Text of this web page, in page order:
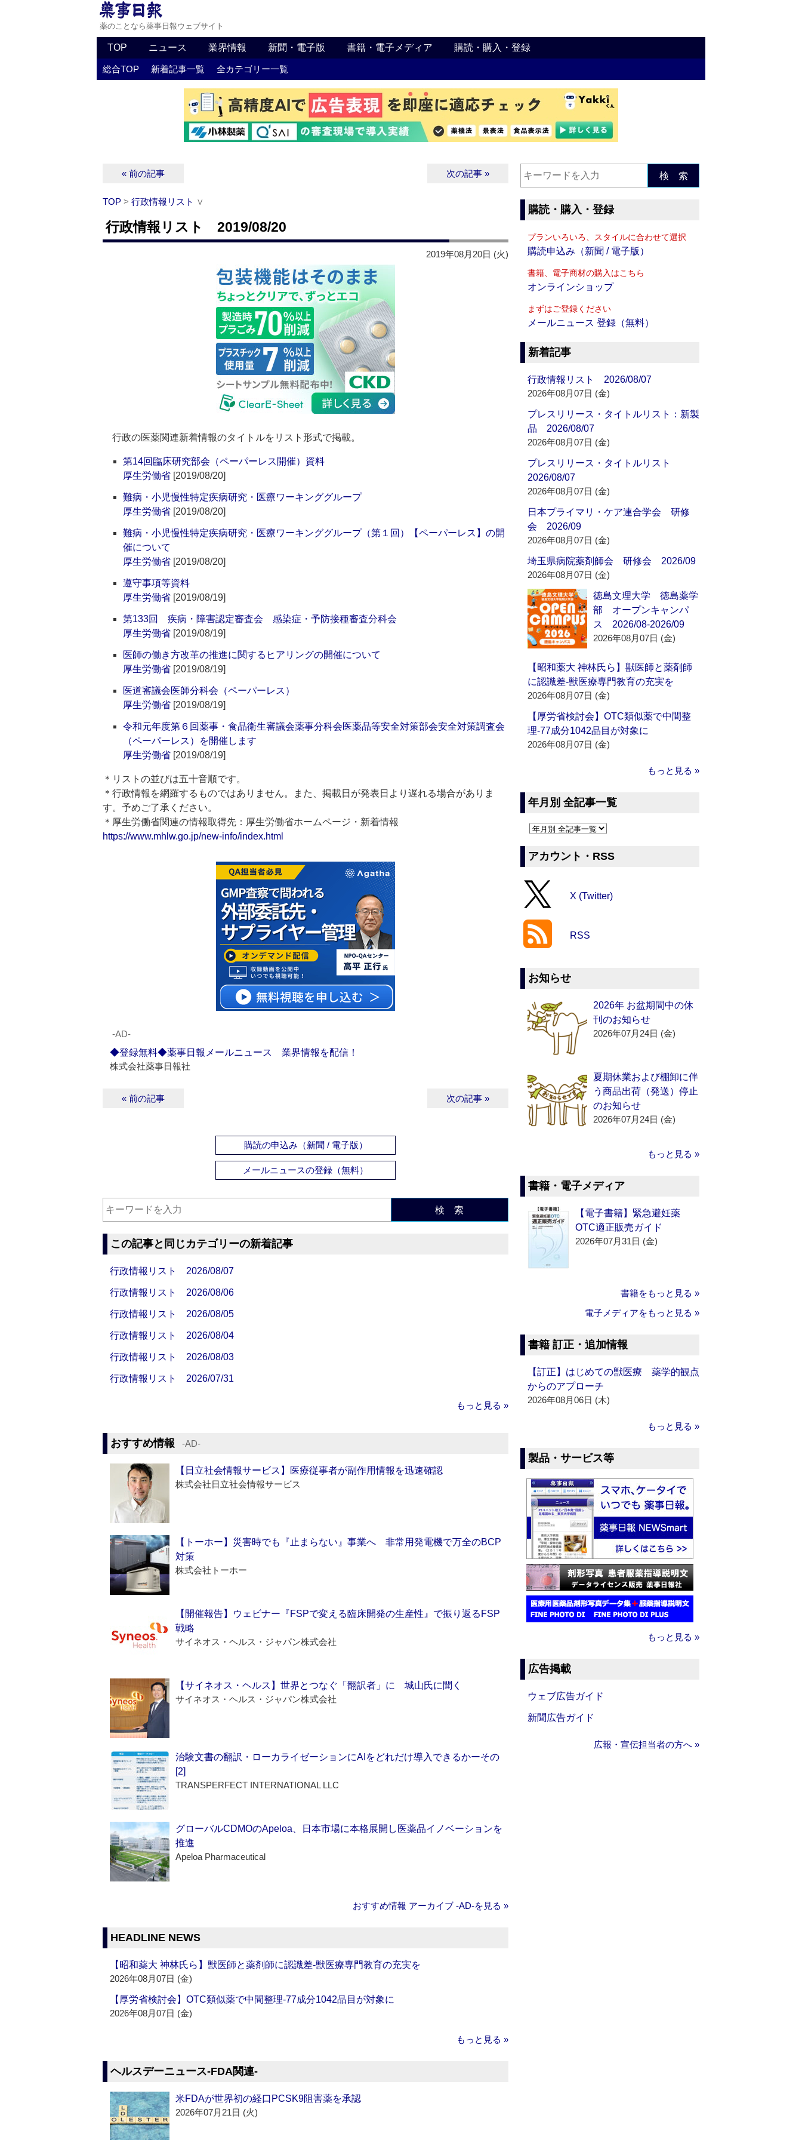
薬のことなら薬事日報ウェブサイト
TOP ニュース 業界情報 新聞・電子版 書籍・電子メディア 購読・購入・登録
総合TOP 新着記事一覧 全カテゴリー一覧
« 前の記事 次の記事 »
TOP > 行政情報リスト ∨
行政情報リスト 2019/08/20
2019年08月20日 (火)
行政の医薬関連新着情報のタイトルをリスト形式で掲載。
第14回臨床研究部会（ペーパーレス開催）資料
厚生労働省 [2019/08/20]
難病・小児慢性特定疾病研究・医療ワーキンググループ
厚生労働省 [2019/08/20]
難病・小児慢性特定疾病研究・医療ワーキンググループ（第１回）【ペーパーレス】の開
催について
厚生労働省 [2019/08/20]
遵守事項等資料
厚生労働省 [2019/08/19]
第133回 疾病・障害認定審査会 感染症・予防接種審査分科会
厚生労働省 [2019/08/19]
医師の働き方改革の推進に関するヒアリングの開催について
厚生労働省 [2019/08/19]
医道審議会医師分科会（ペーパーレス）
厚生労働省 [2019/08/19]
令和元年度第６回薬事・食品衛生審議会薬事分科会医薬品等安全対策部会安全対策調査会
（ペーパーレス）を開催します
厚生労働省 [2019/08/19]
＊リストの並びは五十音順です。
＊行政情報を網羅するものではありません。また、掲載日が発表日より遅れる場合がありま
す。予めご了承ください。
＊厚生労働省関連の情報取得先：厚生労働省ホームページ・新着情報
https://www.mhlw.go.jp/new-info/index.html
‐AD‐
◆登録無料◆薬事日報メールニュース 業界情報を配信！
株式会社薬事日報社
« 前の記事 次の記事 »
購読の申込み（新聞 / 電子版）
メールニュースの登録（無料）
検 索
この記事と同じカテゴリーの新着記事
行政情報リスト 2026/08/07
行政情報リスト 2026/08/06
行政情報リスト 2026/08/05
行政情報リスト 2026/08/04
行政情報リスト 2026/08/03
行政情報リスト 2026/07/31
もっと見る »
おすすめ情報 ‐AD‐
【日立社会情報サービス】医療従事者が副作用情報を迅速確認
株式会社日立社会情報サービス
【トーホー】災害時でも『止まらない』事業へ 非常用発電機で万全のBCP
対策
株式会社トーホー
【開催報告】ウェビナー『FSPで変える臨床開発の生産性』で振り返るFSP
戦略
サイネオス・ヘルス・ジャパン株式会社
【サイネオス・ヘルス】世界とつなぐ「翻訳者」に 城山氏に聞く
サイネオス・ヘルス・ジャパン株式会社
治験文書の翻訳・ローカライゼーションにAIをどれだけ導入できるかーその
[2]
TRANSPERFECT INTERNATIONAL LLC
グローバルCDMOのApeloa、日本市場に本格展開し医薬品イノベーションを
推進
Apeloa Pharmaceutical
おすすめ情報 アーカイブ ‐AD‐を見る »
HEADLINE NEWS
【昭和薬大 神林氏ら】獣医師と薬剤師に認識差‐獣医療専門教育の充実を
2026年08月07日 (金)
【厚労省検討会】OTC類似薬で中間整理‐77成分1042品目が対象に
2026年08月07日 (金)
もっと見る »
ヘルスデーニュース‐FDA関連‐
米FDAが世界初の経口PCSK9阻害薬を承認
2026年07月21日 (火)
検 索
購読・購入・登録
プランいろいろ、スタイルに合わせて選択
購読申込み（新聞 / 電子版）
書籍、電子商材の購入はこちら
オンラインショップ
まずはご登録ください
メールニュース 登録（無料）
新着記事
行政情報リスト 2026/08/07
2026年08月07日 (金)
プレスリリース・タイトルリスト：新製
品 2026/08/07
2026年08月07日 (金)
プレスリリース・タイトルリスト
2026/08/07
2026年08月07日 (金)
日本プライマリ・ケア連合学会 研修
会 2026/09
2026年08月07日 (金)
埼玉県病院薬剤師会 研修会 2026/09
2026年08月07日 (金)
徳島文理大学 徳島薬学
部 オープンキャンパ
ス 2026/08-2026/09
2026年08月07日 (金)
【昭和薬大 神林氏ら】獣医師と薬剤師
に認識差‐獣医療専門教育の充実を
2026年08月07日 (金)
【厚労省検討会】OTC類似薬で中間整
理‐77成分1042品目が対象に
2026年08月07日 (金)
もっと見る »
年月別 全記事一覧
アカウント・RSS
X (Twitter)
RSS
お知らせ
2026年 お盆期間中の休
刊のお知らせ
2026年07月24日 (金)
夏期休業および棚卸に伴
う商品出荷（発送）停止
のお知らせ
2026年07月24日 (金)
もっと見る »
書籍・電子メディア
【電子書籍】緊急避妊薬
OTC適正販売ガイド
2026年07月31日 (金)
書籍をもっと見る »
電子メディアをもっと見る »
書籍 訂正・追加情報
【訂正】はじめての獣医療 薬学的観点
からのアプローチ
2026年08月06日 (木)
もっと見る »
製品・サービス等
もっと見る »
広告掲載
ウェブ広告ガイド
新聞広告ガイド
広報・宣伝担当者の方へ »